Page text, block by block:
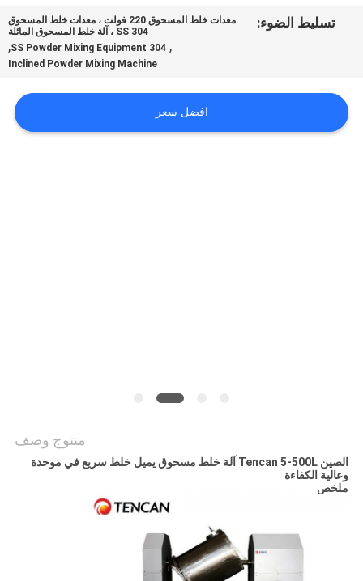
BLOG
تسليط الضوء:
معدات خلط المسحوق 220 فولت ، معدات خلط المسحوق
304 SS ، آلة خلط المسحوق المائلة
,
304 SS Powder Mixing Equipment
,
Inclined Powder Mixing Machine
افضل سعر
منتوج وصف
الصين Tencan 5-500L آلة خلط مسحوق يميل خلط سريع في موحدة
وعالية الكفاءة
ملخص